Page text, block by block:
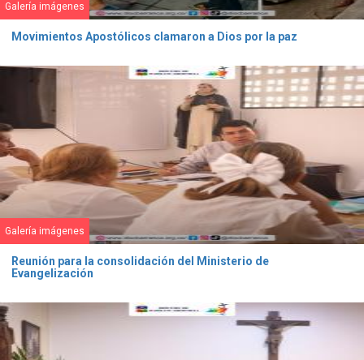
Galería imágenes
Movimientos Apostólicos clamaron a Dios por la paz
Galería imágenes
Reunión para la consolidación del Ministerio de
Evangelización